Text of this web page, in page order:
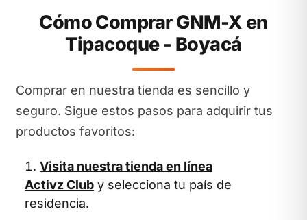
Cómo Comprar GNM-X en
Tipacoque - Boyacá
Comprar en nuestra tienda es sencillo y
seguro. Sigue estos pasos para adquirir tus
productos favoritos:
Visita nuestra tienda en línea
Activz Club y selecciona tu país de
residencia.